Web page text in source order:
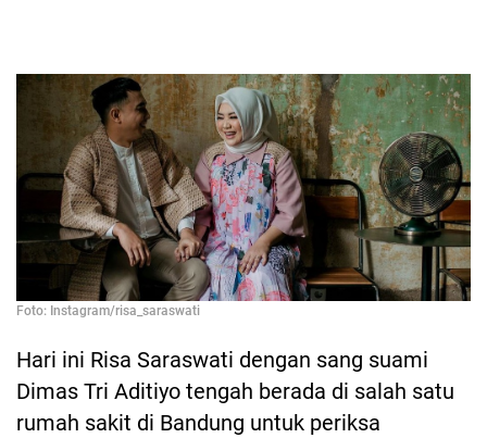
Foto: Instagram/risa_saraswati
Hari ini Risa Saraswati dengan sang suami
Dimas Tri Aditiyo tengah berada di salah satu
rumah sakit di Bandung untuk periksa